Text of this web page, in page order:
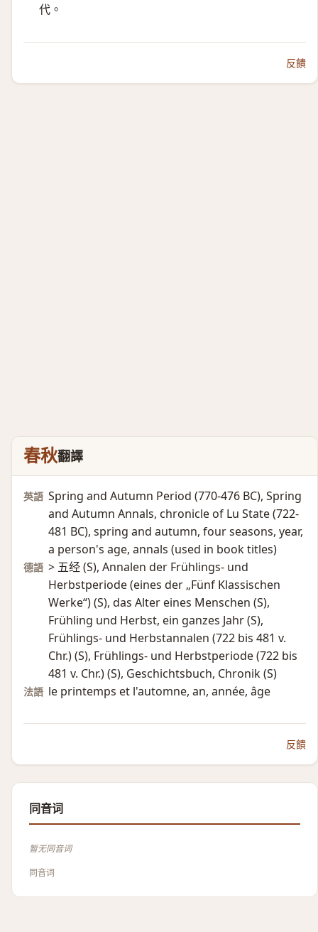
代。
反饋
春秋翻譯
英語 Spring and Autumn Period (770-476 BC)​, Spring
and Autumn Annals, chronicle of Lu State (722-
481 BC)​, spring and autumn, four seasons, year,
a person's age, annals (used in book titles)​
德語 > 五经 (S)​, Annalen der Frühlings- und
Herbstperiode (eines der „Fünf Klassischen
Werke“)​ (S)​, das Alter eines Menschen (S)​,
Frühling und Herbst, ein ganzes Jahr (S)​,
Frühlings- und Herbstannalen (722 bis 481 v.
Chr.)​ (S)​, Frühlings- und Herbstperiode (722 bis
481 v. Chr.)​ (S)​, Geschichtsbuch, Chronik (S)​
法語 le printemps et l'automne, an, année, âge
反饋
同音词
暂无同音词
同音词